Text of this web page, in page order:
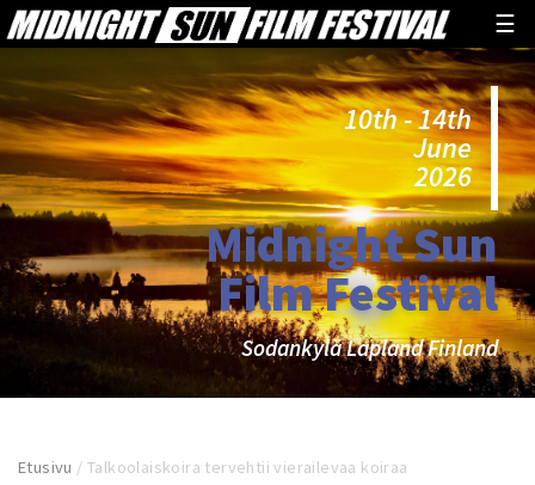
☰
10th - 14th
June
2026
Midnight Sun
Film Festival
Sodankylä Lapland Finland
Etusivu /Talkoolaiskoira tervehtii vierailevaa koiraa